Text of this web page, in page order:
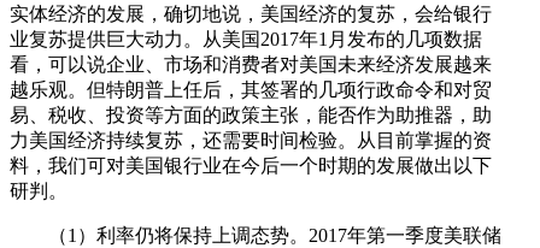
实体经济的发展，确切地说，美国经济的复苏，会给银行
业复苏提供巨大动力。从美国2017年1月发布的几项数据
看，可以说企业、市场和消费者对美国未来经济发展越来
越乐观。但特朗普上任后，其签署的几项行政命令和对贸
易、税收、投资等方面的政策主张，能否作为助推器，助
力美国经济持续复苏，还需要时间检验。从目前掌握的资
料，我们可对美国银行业在今后一个时期的发展做出以下
研判。
（1）利率仍将保持上调态势。2017年第一季度美联储